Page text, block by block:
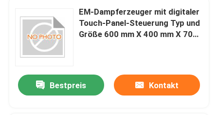
EM-Dampferzeuger mit digitaler
Touch-Panel-Steuerung Typ und
Größe 600 mm X 400 mm X 700
Bestpreis Kontakt